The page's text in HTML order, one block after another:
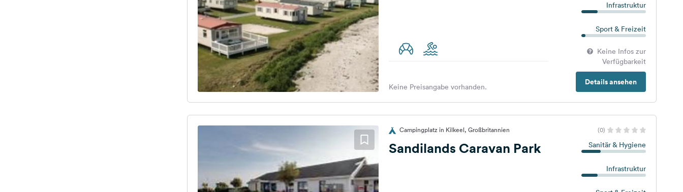
Infrastruktur
Sport & Freizeit
Keine Infos zur
Verfügbarkeit
Details ansehen
Keine Preisangabe vorhanden.
Campingplatz in Kilkeel, Großbritannien (0)
Sandilands Caravan Park Sanitär & Hygiene
Infrastruktur